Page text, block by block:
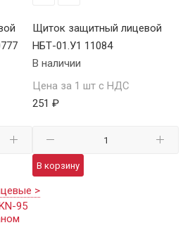
Щиток защитный лицевой
НБТ-01.У1 11084
В наличии
Цена за 1 шт с НДС
251 ₽
В корзину
>